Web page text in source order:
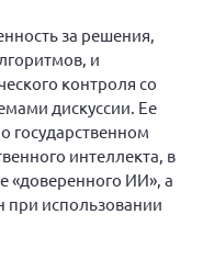
за решения,
и
контроля со
дискуссии. Ее
государственном
интеллекта, в
«доверенного ИИ», а
при использовании